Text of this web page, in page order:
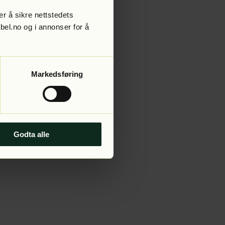
å sikre nettstedets
og i annonser for å
Markedsføring
Godta alle